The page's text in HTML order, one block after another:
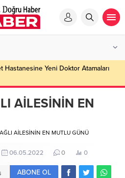
Hastanesine Yeni Doktor Atamaları
AİLESİNİN EN
AİLESİNİN EN MUTLU GÜNÜ
06.05.2022 0 0
ABONE OL